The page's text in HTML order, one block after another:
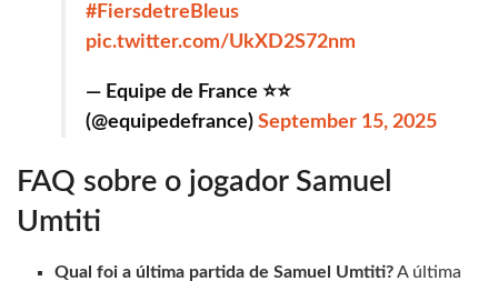
#FiersdetreBleus
pic.twitter.com/UkXD2S72nm
— Equipe de France ⭐⭐
(@equipedefrance) September 15, 2025
FAQ sobre o jogador Samuel
Umtiti
Qual foi a última partida de Samuel Umtiti?A última